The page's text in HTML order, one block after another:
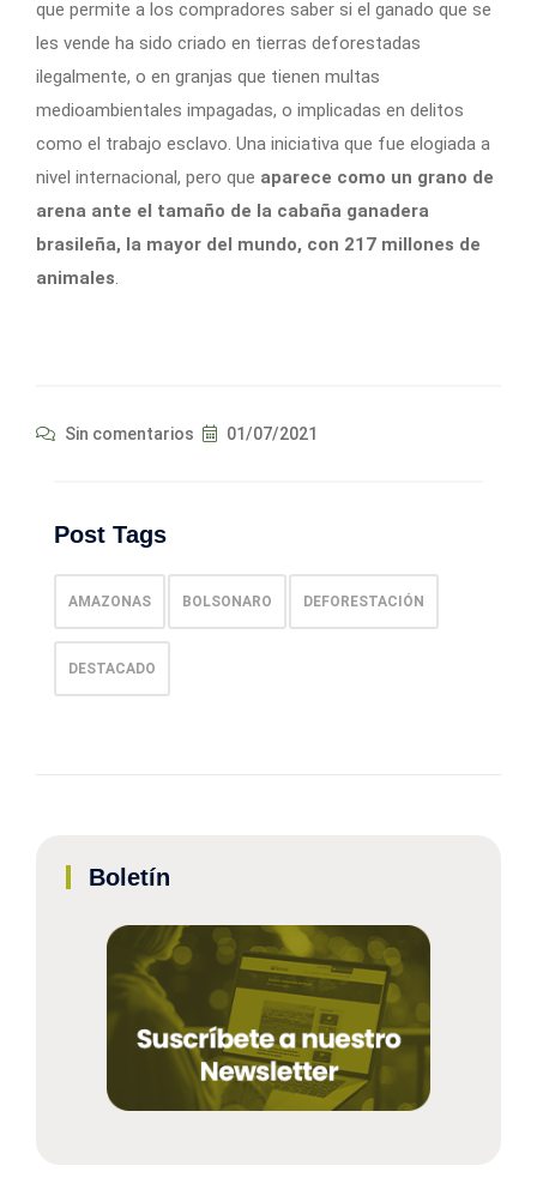
que permite a los compradores saber si el ganado que se
les vende ha sido criado en tierras deforestadas
ilegalmente, o en granjas que tienen multas
medioambientales impagadas, o implicadas en delitos
como el trabajo esclavo. Una iniciativa que fue elogiada a
nivel internacional, pero que aparece como un grano de
arena ante el tamaño de la cabaña ganadera
brasileña, la mayor del mundo, con 217 millones de
animales
Sin comentarios 01/07/2021
Post Tags
AMAZONAS BOLSONARO DEFORESTACIÓN
DESTACADO
Boletín